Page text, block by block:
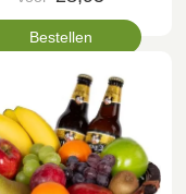
Bestellen